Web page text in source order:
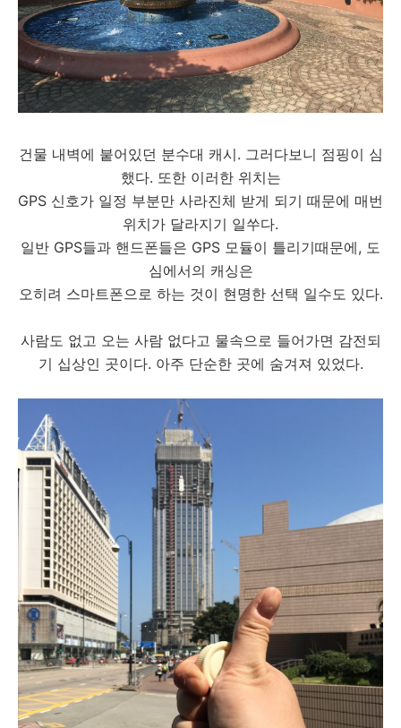
건물 내벽에 붙어있던 분수대 캐시. 그러다보니 점핑이 심
했다. 또한 이러한 위치는
GPS 신호가 일정 부분만 사라진체 받게 되기 때문에 매번
위치가 달라지기 일쑤다.
일반 GPS들과 핸드폰들은 GPS 모듈이 틀리기때문에, 도
심에서의 캐싱은
오히려 스마트폰으로 하는 것이 현명한 선택 일수도 있다.
사람도 없고 오는 사람 없다고 물속으로 들어가면 감전되
기 십상인 곳이다. 아주 단순한 곳에 숨겨져 있었다.